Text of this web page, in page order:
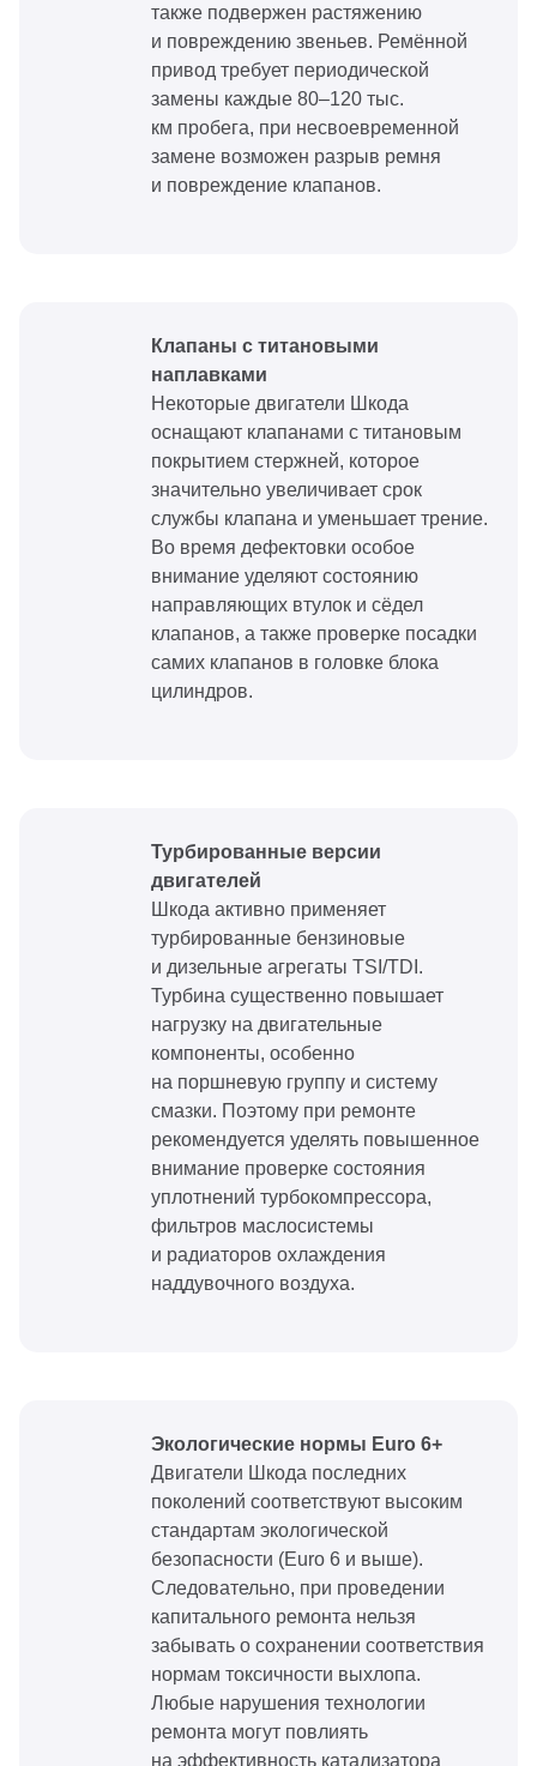
также подвержен растяжению
и повреждению звеньев. Ремённой
привод требует периодической
замены каждые 80–120 тыс.
км пробега, при несвоевременной
замене возможен разрыв ремня
и повреждение клапанов.
Клапаны с титановыми
наплавками
Некоторые двигатели Шкода
оснащают клапанами с титановым
покрытием стержней, которое
значительно увеличивает срок
службы клапана и уменьшает трение.
Во время дефектовки особое
внимание уделяют состоянию
направляющих втулок и сёдел
клапанов, а также проверке посадки
самих клапанов в головке блока
цилиндров.
Турбированные версии
двигателей
Шкода активно применяет
турбированные бензиновые
и дизельные агрегаты TSI/TDI.
Турбина существенно повышает
нагрузку на двигательные
компоненты, особенно
на поршневую группу и систему
смазки. Поэтому при ремонте
рекомендуется уделять повышенное
внимание проверке состояния
уплотнений турбокомпрессора,
фильтров маслосистемы
и радиаторов охлаждения
наддувочного воздуха.
Экологические нормы Euro 6+
Двигатели Шкода последних
поколений соответствуют высоким
стандартам экологической
безопасности (Euro 6 и выше).
Следовательно, при проведении
капитального ремонта нельзя
забывать о сохранении соответствия
нормам токсичности выхлопа.
Любые нарушения технологии
ремонта могут повлиять
на эффективность катализатора